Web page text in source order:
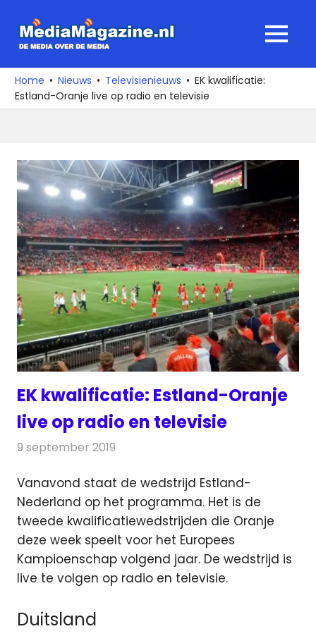
naar
media
over
de
MENU
Home Nieuws Televisienieuws
EK kwalificatie:
Estland-Oranje live op radio en televisie
EK kwalificatie: Estland-Oranje
live op radio en televisie
9 september 2019
Vanavond staat de wedstrijd Estland-
Nederland op het programma. Het is de
tweede kwalificatiewedstrijden die Oranje
deze week speelt voor het Europees
Kampioenschap volgend jaar. De wedstrijd is
live te volgen op radio en televisie.
Duitsland